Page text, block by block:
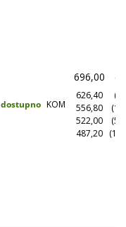
dostupno KOM
696,00
626,40
556,80
522,00
487,20